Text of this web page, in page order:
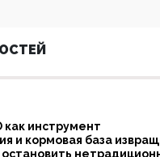
инструмент
и кормовая база